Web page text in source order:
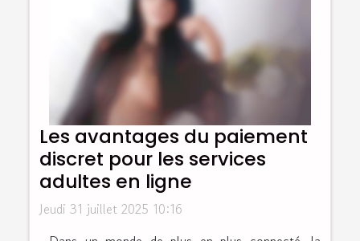
Les avantages du paiement
discret pour les services
adultes en ligne
Jeudi 31 juillet 2025 10:16